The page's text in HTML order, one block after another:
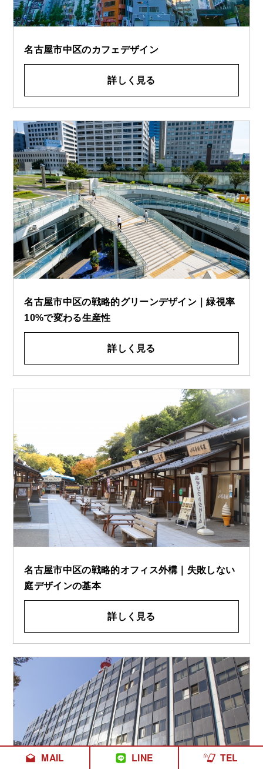
MAIL LINE TEL
名古屋市中区のカフェデザイン
詳しく見る
名古屋市中区の戦略的グリーンデザイン｜緑視率
10%で変わる生産性
詳しく見る
名古屋市中区の戦略的オフィス外構｜失敗しない
庭デザインの基本
詳しく見る